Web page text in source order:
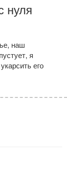
нуля
наш
я
его